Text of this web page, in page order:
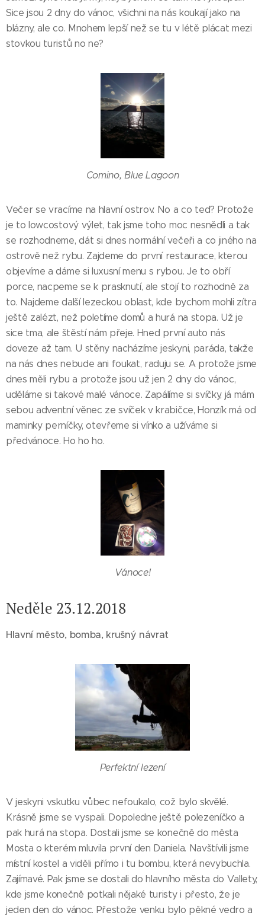
Sice jsou 2 dny do vánoc, všichni na nás koukají jako na
blázny, ale co. Mnohem lepší než se tu v létě plácat mezi
stovkou turistů no ne?
Comino, Blue Lagoon
Večer se vracíme na hlavní ostrov. No a co teď? Protože
je to lowcostový výlet, tak jsme toho moc nesnědli a tak
se rozhodneme, dát si dnes normální večeři a co jiného na
ostrově než rybu. Zajdeme do první restaurace, kterou
objevíme a dáme si luxusní menu s rybou. Je to obří
porce, nacpeme se k prasknutí, ale stojí to rozhodně za
to. Najdeme další lezeckou oblast, kde bychom mohli zítra
ještě zalézt, než poletíme domů a hurá na stopa. Už je
sice tma, ale štěstí nám přeje. Hned první auto nás
doveze až tam. U stěny nacházíme jeskyni, paráda, takže
na nás dnes nebude ani foukat, raduju se. A protože jsme
dnes měli rybu a protože jsou už jen 2 dny do vánoc,
uděláme si takové malé vánoce. Zapálíme si svíčky, já mám
sebou adventní věnec ze svíček v krabičce, Honzík má od
maminky perníčky, otevřeme si vínko a užíváme si
předvánoce. Ho ho ho.
Vánoce!
Neděle 23.12.2018
Hlavní město, bomba, krušný návrat
Perfektní lezení
V jeskyni vskutku vůbec nefoukalo, což bylo skvělé.
Krásně jsme se vyspali. Dopoledne ještě polezeníčko a
pak hurá na stopa. Dostali jsme se konečně do města
Mosta o kterém mluvila první den Daniela. Navštívili jsme
místní kostel a viděli přímo i tu bombu, která nevybuchla.
Zajímavé. Pak jsme se dostali do hlavního města do Vallety,
kde jsme konečně potkali nějaké turisty i přesto, že je
jeden den do vánoc. Přestože venku bylo pěkné vedro a